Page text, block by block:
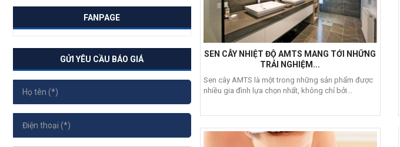
FANPAGE
GỬI YÊU CẦU BÁO GIÁ
SEN CÂY NHIỆT ĐỘ AMTS MANG TỚI NHỮNG
TRẢI NGHIỆM...
Sen cây AMTS là một trong những sản phẩm được
nhiều gia đình lựa chọn nhất, không chỉ bởi...